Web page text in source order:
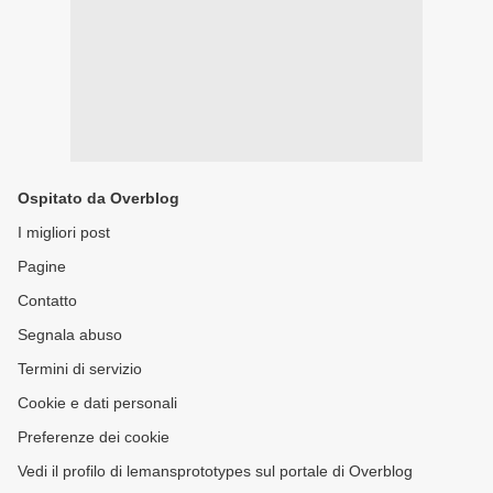
Ospitato da Overblog
I migliori post
Pagine
Contatto
Segnala abuso
Termini di servizio
Cookie e dati personali
Preferenze dei cookie
Vedi il profilo di lemansprototypes sul portale di Overblog